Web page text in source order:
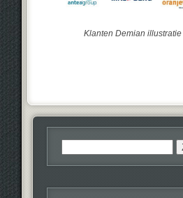
Klanten Demian
Zoeken
naar: